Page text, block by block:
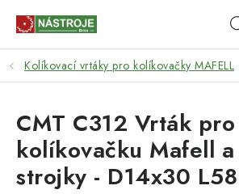
NÁSTROJE
AKCE
BRUSIVO
Kolíkovací vrtáky pro kolíkovačky MAFELL
CMT C312 Vrták pro
kolíkovačku Mafell
strojky - D14x30